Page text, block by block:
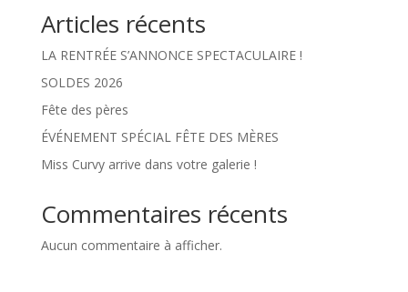
Articles récents
LA RENTRÉE S’ANNONCE SPECTACULAIRE !
SOLDES 2026
Fête des pères
ÉVÉNEMENT SPÉCIAL FÊTE DES MÈRES
Miss Curvy arrive dans votre galerie !
Commentaires récents
Aucun commentaire à afficher.